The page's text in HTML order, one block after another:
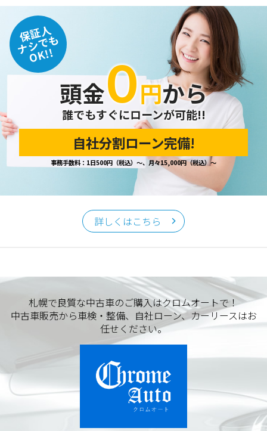
保証人
ナシでも
OK!!
頭金０円から
誰でもすぐにローンが可能!!
自社分割ローン完備!
事務手数料：1日500円（税込）～、月々15,000円（税込）～
詳しくはこちら
札幌で良質な中古車のご購入はクロムオートで！
中古車販売から車検・整備、自社ローン、カーリースはお
任せください。